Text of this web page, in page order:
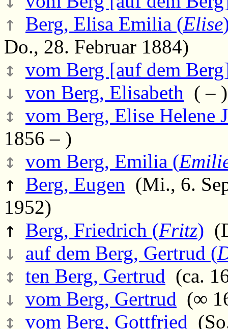
↑ Berg, Elisa Emilia (Elise
Do., 28. Februar 1884)
↕ vom Berg [auf dem
↓ von Berg, Elisabeth ( – )
↕ vom Berg, Elise Helene
1856 – )
↕ vom Berg, Emilia (
↑ Berg, Eugen (Mi., 6.
1952)
↑ Berg, Friedrich (Fritz)
↓ auf dem Berg, Gertrud (
↕ ten Berg, Gertrud (ca.
↓ vom Berg, Gertrud (∞
↕ vom Berg, Gottfried